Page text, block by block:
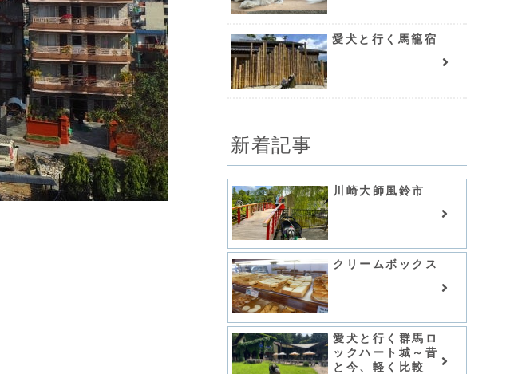
愛犬と行く馬籠宿
新着記事
川崎大師風鈴市
クリームボックス
愛犬と行く群馬ロ
ックハート城～昔
と今、軽く比較